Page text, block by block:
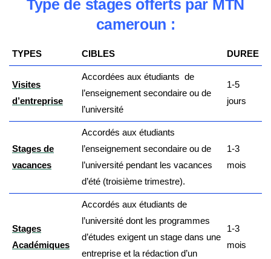
Type de stages offerts par MTN
cameroun :
TYPES CIBLES DUREE
Visites
d’entreprise
Accordées aux étudiants de
l’enseignement secondaire ou de
l’université
1-5
jours
Stages de
vacances
Accordés aux étudiants
l’enseignement secondaire ou de
l’université pendant les vacances
d’été (troisième trimestre).
1-3
mois
Stages
Académiques
Accordés aux étudiants de
l’université dont les programmes
d’études exigent un stage dans une
entreprise et la rédaction d’un
1-3
mois